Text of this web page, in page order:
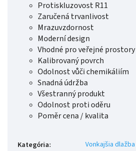
Protiskluzovost R11
Zaručená trvanlivost
Mrazuvzdornost
Moderní design
Vhodné pro veřejné prostory
Kalibrovaný povrch
Odolnost vůči chemikáliím
Snadná údržba
Všestranný produkt
Odolnost proti oděru
Poměr cena / kvalita
Kategória:
Vonkajšia dlažba